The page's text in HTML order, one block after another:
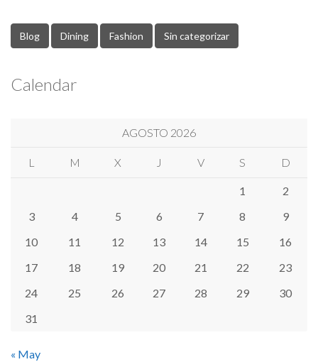
Blog Dining Fashion Sin categorizar
Calendar
AGOSTO 2026
L M X J V S D
1
2
3
4 5 6 7 8
9
10
11 12 13 14 15
16
17
18 19 20 21 22
23
24
25 26 27 28 29
30
31
« May